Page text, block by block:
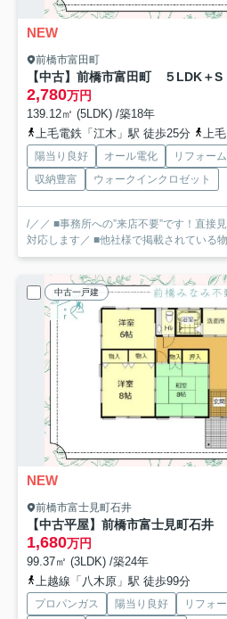
NEW
前橋市富田町
【中古】前橋市富田町 ５LDK＋S
2,780万円
139.12㎡ (5LDK) /築18年
上毛電鉄「江木」駅 徒歩25分
上毛
陽当り良好 オール電化 リフォー
収納豊富
ウォークインクロゼット
/／／ ■事務所への”来店不要”です！直接
対応します／ ■他社様で掲載されている
中古一戸建
NEW
前橋市富士見町石井
【中古平屋】前橋市富士見町石井
1,680万円
99.37㎡ (3LDK) /築24年
上越線「八木原」駅 徒歩99分
プロパンガス 陽当り良好 リフォ